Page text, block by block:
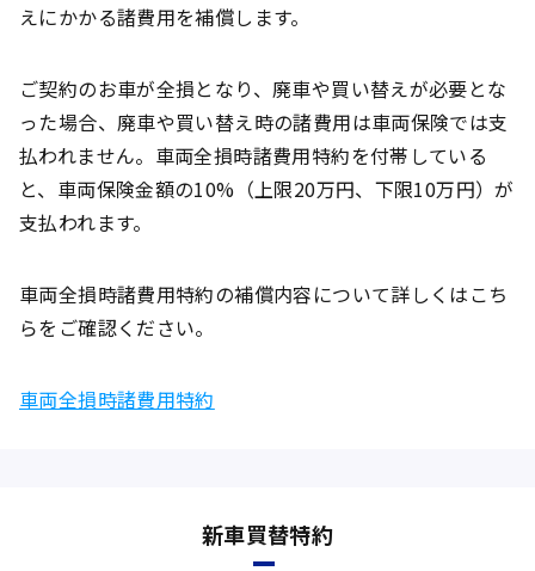
えにかかる諸費用を補償します。
ご契約のお車が全損となり、廃車や買い替えが必要とな
った場合、廃車や買い替え時の諸費用は車両保険では支
払われません。車両全損時諸費用特約を付帯している
と、車両保険金額の10%（上限20万円、下限10万円）が
支払われます。
車両全損時諸費用特約の補償内容について詳しくはこち
らをご確認ください。
車両全損時諸費用特約
新車買替特約